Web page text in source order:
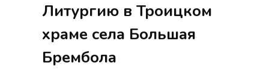
Литургию в Троицком
храме села Большая
Брембола